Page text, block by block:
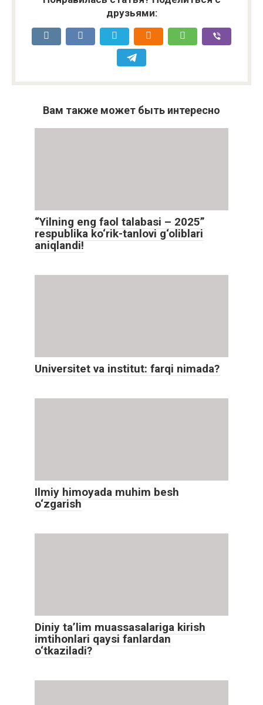
друзьями:
Вам также может быть интересно
“Yilning eng faol talabasi – 2025”
respublika ko‘rik-tanlovi g‘oliblari
aniqlandi!
Universitet va institut: farqi nimada?
Ilmiy himoyada muhim besh
o‘zgarish
Diniy ta’lim muassasalariga kirish
imtihonlari qaysi fanlardan
o‘tkaziladi?